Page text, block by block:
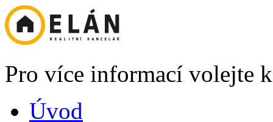
Pro více informací volejte
Úvod